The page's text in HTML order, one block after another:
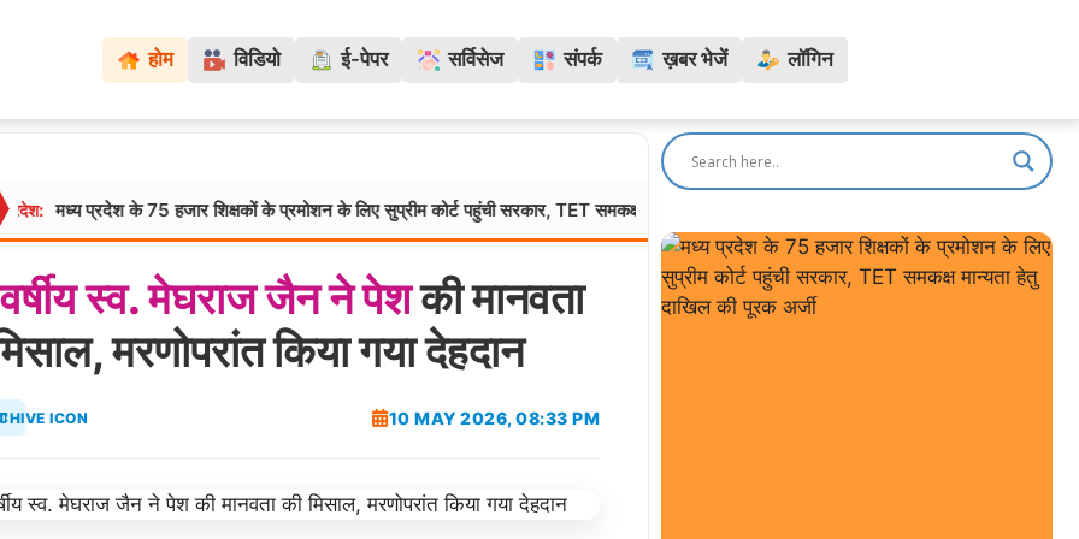
होम विडियो ई-पेपर सर्विसेज संपर्क ख़बर भेजें लॉगिन
के 75 हजार शिक्षकों के प्रमोशन के लिए सुप्रीम कोर्ट पहुंची सरकार, TET समकक्ष मान्यता हेतु दाखिल की पूरक अर्जी
वर्षीयस्व.मेघराजजैननेपेशकी मानवता
मरणोपरांत किया गया देहदान
10 MAY 2026, 08:33 PM